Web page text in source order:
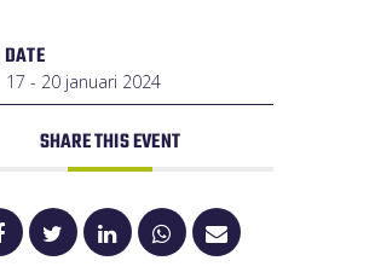
DATE
17 - 20 januari 2024
SHARE THIS EVENT